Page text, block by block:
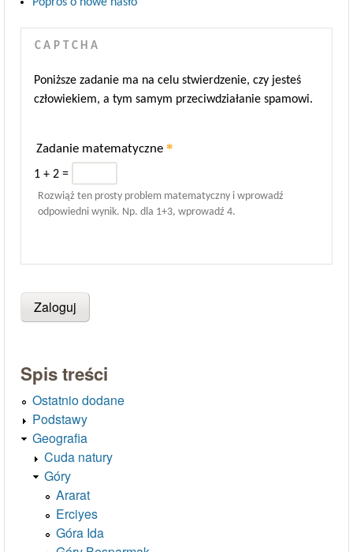
Poproś o nowe hasło
CAPTCHA
Poniższe zadanie ma na celu stwierdzenie, czy jesteś
człowiekiem, a tym samym przeciwdziałanie spamowi.
Zadanie matematyczne *
1 + 2 =
Rozwiąż ten prosty problem matematyczny i wprowadź
odpowiedni wynik. Np. dla 1+3, wprowadź 4.
Spis treści
Ostatnio dodane
Podstawy
Geografia
Cuda natury
Góry
Ararat
Erciyes
Góra Ida